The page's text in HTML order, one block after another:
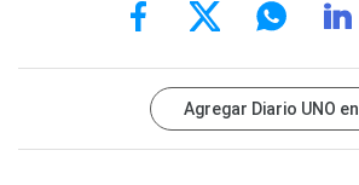
Agregar Diario UNO en